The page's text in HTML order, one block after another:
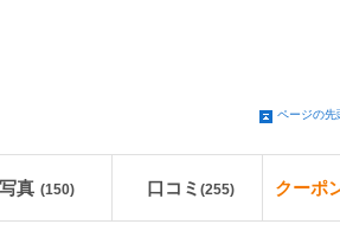
ページの先
写真 (150) 口コミ (255) クーポ